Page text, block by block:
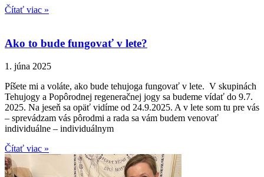
Čítať viac »
Ako to bude fungovať v lete?
1. júna 2025
Píšete mi a voláte, ako bude tehujoga fungovať v lete. V skupinách
Tehujogy a Popôrodnej regeneračnej jogy sa budeme vídať do 9.7.
2025. Na jeseň sa opäť vidíme od 24.9.2025. A v lete som tu pre vás
– sprevádzam vás pôrodmi a rada sa vám budem venovať
individuálne – individuálnym
Čítať viac »